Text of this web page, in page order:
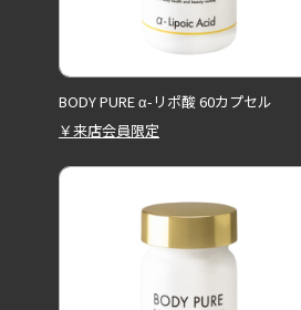
BODY PURE α-リポ酸 60カプセル
￥来店会員限定